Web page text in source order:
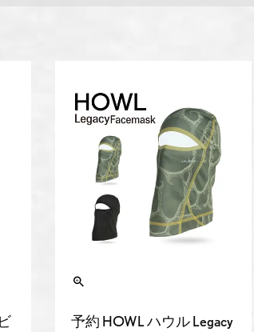
予約 HOWL ハウル Legacy